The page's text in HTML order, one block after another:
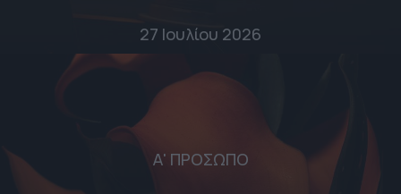
27 Ιουλίου 2026
Α' ΠΡΟΣΩΠΟ